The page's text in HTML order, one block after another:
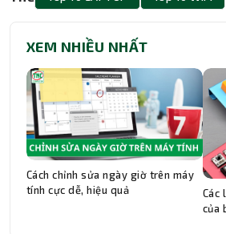
XEM NHIỀU NHẤT
Cách chỉnh sửa ngày giờ trên máy
tính cực dễ, hiệu quả
Các
của